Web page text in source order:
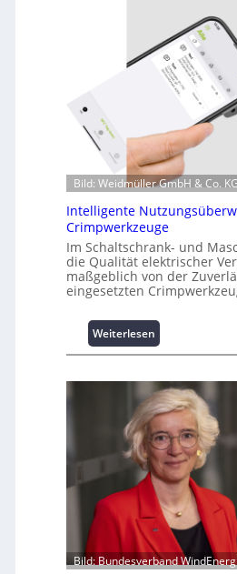
f
t
i
o
n
u
m
L
a
s
s
p
i
z
e
m
a
n
a
g
e
m
e
Bild: Weidmüller GmbH & Co. KG
Intelligente
Crimpwerkzeuge
Im Schaltschrank- und
die Qualität elektrischer
maßgeblich von der
eingesetzten
Weiterlesen:
I
t
e
l
l
i
g
e
n
t
e
N
Bild: Bundesverband